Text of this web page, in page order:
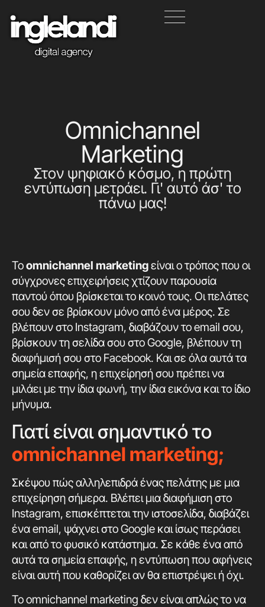
Omnichannel
Marketing
Στον ψηφιακό κόσμο, η πρώτη
εντύπωση μετράει. Γι' αυτό άσ' το
πάνω μας!
Τοomnichannel marketingείναι ο τρόπος που οι
σύγχρονες επιχειρήσεις χτίζουν παρουσία
παντού όπου βρίσκεται το κοινό τους. Οι πελάτες
σου δεν σε βρίσκουν μόνο από ένα μέρος. Σε
βλέπουν στο Instagram, διαβάζουν το email σου,
βρίσκουν τη σελίδα σου στο Google, βλέπουν τη
διαφήμισή σου στο Facebook. Και σε όλα αυτά τα
σημεία επαφής, η επιχείρησή σου πρέπει να
μιλάει με την ίδια φωνή, την ίδια εικόνα και το ίδιο
μήνυμα.
Γιατί είναι σημαντικό το
omnichannel marketing;
Σκέψου πώς αλληλεπιδρά ένας πελάτης με μια
επιχείρηση σήμερα. Βλέπει μια διαφήμιση στο
Instagram, επισκέπτεται την ιστοσελίδα, διαβάζει
ένα email, ψάχνει στο Google και ίσως περάσει
και από το φυσικό κατάστημα. Σε κάθε ένα από
αυτά τα σημεία επαφής, η εντύπωση που αφήνεις
είναι αυτή που καθορίζει αν θα επιστρέψει ή όχι.
Το omnichannel marketing δεν είναι απλώς το να